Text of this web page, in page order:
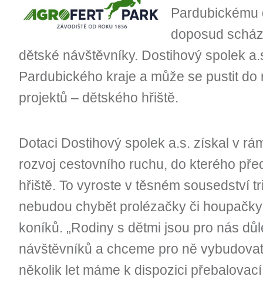
doposud
dětské návštěvníky. Dostihový spolek
Pardubického kraje a může se pustit
projektů – dětského hřiště.
Dotaci Dostihový spolek a.s. získal v
rozvoj cestovního ruchu, do kterého
hřiště. To vyroste v těsném sousedství
nebudou chybět prolézačky či
koníků. „Rodiny s dětmi jsou pro nás
návštěvníků a chceme pro ně
několik let máme k dispozici